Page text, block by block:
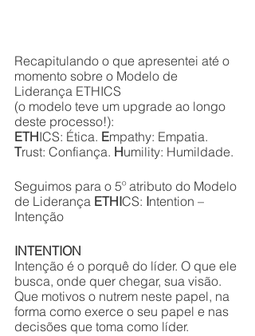
Recapitulando o que apresentei até o
momento sobre o Modelo de
Liderança ETHICS
(o modelo teve um upgrade ao longo
deste processo!):
ETHICS: Ética. Empathy: Empatia.
Trust: Confiança. Humility: Humildade.
Seguimos para o 5º atributo do Modelo
de Liderança ETHICS: Intention –
Intenção
INTENTION
Intenção é o porquê do líder. O que ele
busca, onde quer chegar, sua visão.
Que motivos o nutrem neste papel, na
forma como exerce o seu papel e nas
decisões que toma como líder.